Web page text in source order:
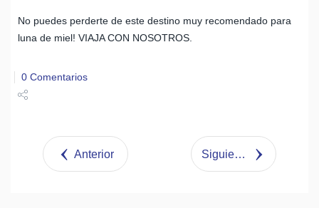
No puedes perderte de este destino muy recomendado para
luna de miel! VIAJA CON NOSOTROS.
0 Comentarios
Tweet
Anterior Siguiente